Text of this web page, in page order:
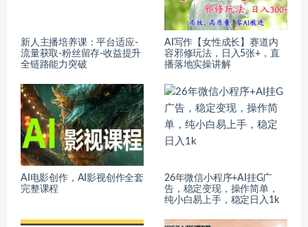
新人主播培养课：平台适应-
流量获取-粉丝留存-收益提升
全链路能力突破
AI写作【女性成长】赛道内
容邪修玩法，日入5张+，直
播落地实操讲解
AI电影创作，AI影视创作全套
完整课程
26年微信小程序+AI挂G广
告，稳定变现，操作简单，
纯小白易上手，稳定日入1k